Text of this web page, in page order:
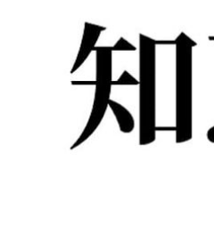
9 set 2024 2 min read